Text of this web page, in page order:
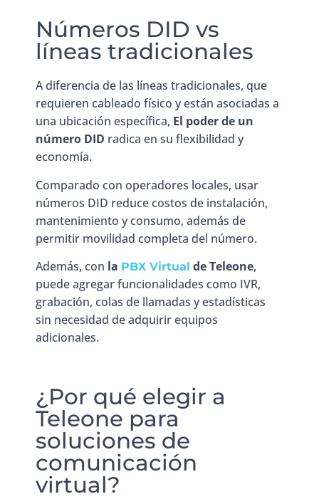
Números DID vs
líneas tradicionales
A diferencia de las líneas tradicionales, que
requieren cableado físico y están asociadas a
una ubicación específica, El poder de un
número DID radica en su flexibilidad y
economía.
Comparado con operadores locales, usar
números DID reduce costos de instalación,
mantenimiento y consumo, además de
permitir movilidad completa del número.
Además, con la PBX Virtual de Teleone,
puede agregar funcionalidades como IVR,
grabación, colas de llamadas y estadísticas
sin necesidad de adquirir equipos
adicionales.
¿Por qué elegir a
Teleone para
soluciones de
comunicación
virtual?